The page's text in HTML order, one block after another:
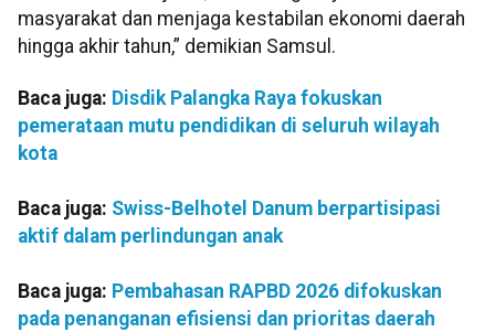
masyarakat dan menjaga kestabilan ekonomi daerah
hingga akhir tahun,” demikian Samsul.
Baca juga: Disdik Palangka Raya fokuskan
pemerataan mutu pendidikan di seluruh wilayah
kota
Baca juga: Swiss-Belhotel Danum berpartisipasi
aktif dalam perlindungan anak
Baca juga: Pembahasan RAPBD 2026 difokuskan
pada penanganan efisiensi dan prioritas daerah